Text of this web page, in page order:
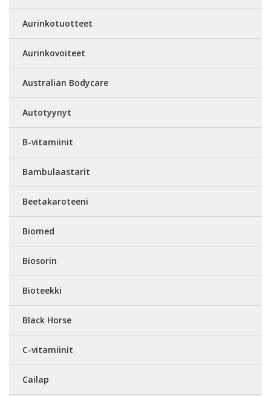
Aurinkotuotteet
Aurinkovoiteet
Australian Bodycare
Autotyynyt
B-vitamiinit
Bambulaastarit
Beetakaroteeni
Biomed
Biosorin
Bioteekki
Black Horse
C-vitamiinit
Cailap